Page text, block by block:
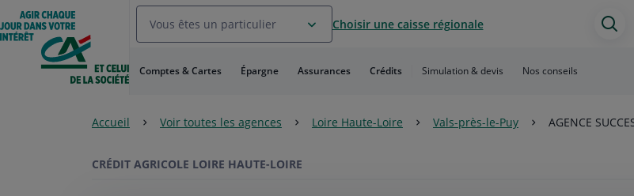
Aller
au
Menu
Aller au
Contenu
Vous êtes un particulier Choisir une caisse régionale
Comptes & Cartes Épargne Assurances Crédits Simulation & devis Nos conseils
Accueil Voir toutes les agences Loire Haute-Loire Vals-près-le-Puy AGENCE
CRÉDIT AGRICOLE LOIRE HAUTE-LOIRE